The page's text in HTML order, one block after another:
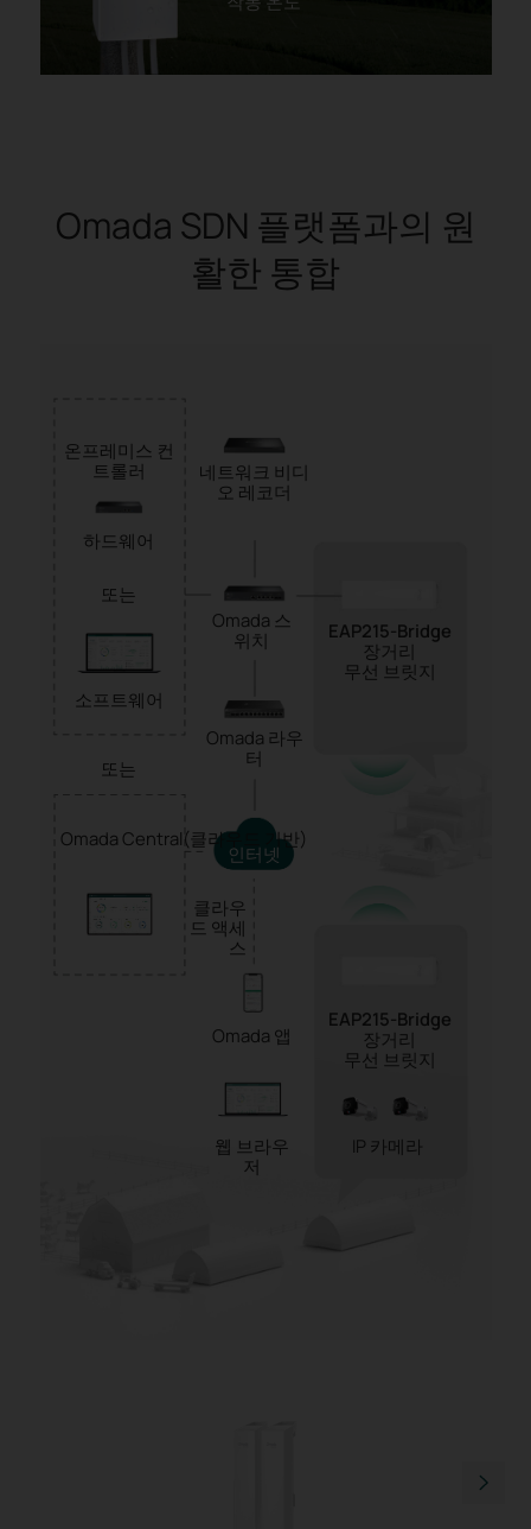
Omada SDN 플랫폼과의 원
활한 통합
온프레미스 컨
트롤러
또는
또는
Omada Central(클라우드 기반)
하드웨어
소프트웨어
네트워크 비디
오 레코더
Omada 스
위치
Omada 라우
터
인터넷
클라우
드 액세
스
Omada 앱
웹 브라우
저
EAP215-Bridge
장거리
무선 브릿지
EAP215-Bridge
장거리
무선 브릿지
IP 카메라